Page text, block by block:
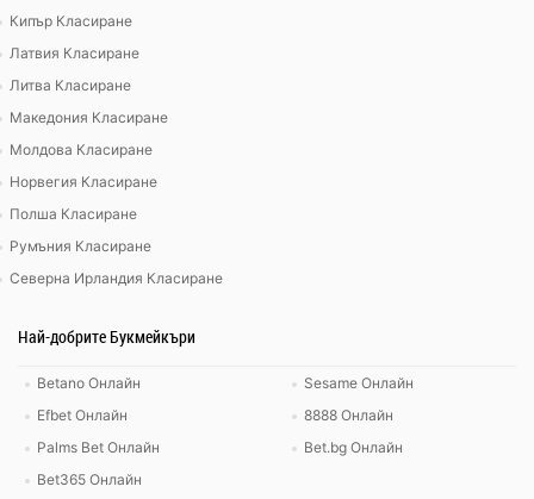
Кипър Класиране
Латвия Класиране
Литва Класиране
Македония Класиране
Молдова Класиране
Норвегия Класиране
Полша Класиране
Румъния Класиране
Северна Ирландия Класиране
Най-добрите Букмейкъри
Betano Онлайн
Efbet Онлайн
Palms Bet Онлайн
Bet365 Онлайн
Sesame Онлайн
8888 Онлайн
Bet.bg Онлайн